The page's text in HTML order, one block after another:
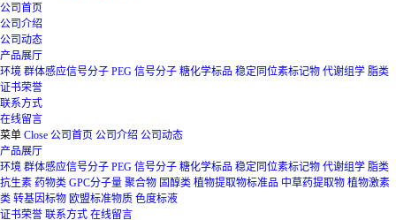
公司首页
公司介绍
公司动态
产品展厅
环境 群体感应信号分子 PEG 信号分子 糖化学标品 稳定同位素标记物 代谢组学 脂类
证书荣誉
联系方式
在线留言
菜单 Close 公司首页 公司介绍 公司动态
产品展厅
环境 群体感应信号分子 PEG 信号分子 糖化学标品 稳定同位素标记物 代谢组学 脂类
抗生素 药物类 GPC分子量 聚合物 固醇类 植物提取物标准品 中草药提取物 植物激素
类 转基因标物 欧盟标准物质 色度标液
证书荣誉 联系方式 在线留言